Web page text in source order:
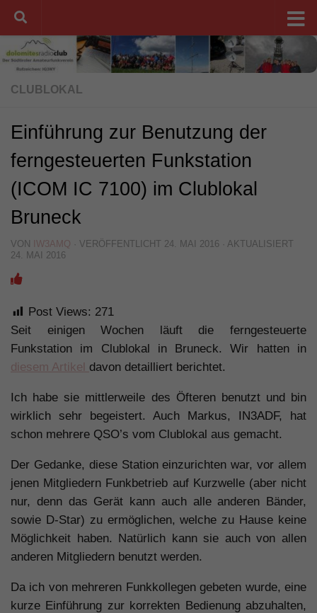
Unter dem Inhalt
CLUBLOKAL
Einführung zur Benutzung der
ferngesteuerten Funkstation
(ICOM IC 7100) im Clublokal
Bruneck
VON IW3AMQ · VERÖFFENTLICHT 24. MAI 2016 · AKTUALISIERT
24. MAI 2016
Post Views: 271
Seit einigen Wochen läuft die ferngesteuerte
Funkstation im Clublokal in Bruneck. Wir hatten in
diesem Artikel davon detailliert berichtet.
Ich habe sie mittlerweile des Öfteren benutzt und bin
wirklich sehr begeistert. Auch Markus, IN3ADF, hat
schon mehrere QSO’s vom Clublokal aus gemacht.
Der Gedanke, diese Station einzurichten war, vor allem
jenen Mitgliedern Funkbetrieb auf Kurzwelle (aber nicht
nur, denn das Gerät kann auch alle anderen Bänder,
sowie D-Star) zu ermöglichen, welche zu Hause keine
Möglichkeit haben. Natürlich kann sie auch von allen
anderen Mitgliedern benutzt werden.
Da ich von mehreren Funkkollegen gebeten wurde, eine
kurze Einführung zur korrekten Bedienung abzuhalten,